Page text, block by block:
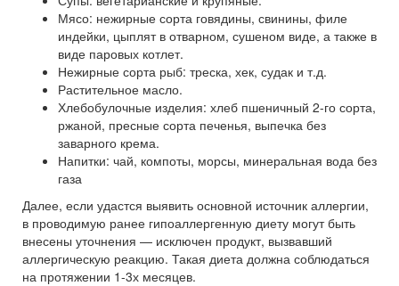
Мясо: нежирные сорта говядины, свинины, филе
индейки, цыплят в отварном, сушеном виде, а также в
виде паровых котлет.
Нежирные сорта рыб: треска, хек, судак и т.д.
Растительное масло.
Хлебобулочные изделия: хлеб пшеничный 2-го сорта,
ржаной, пресные сорта печенья, выпечка без
заварного крема.
Напитки: чай, компоты, морсы, минеральная вода без
газа
Далее, если удастся выявить основной источник аллергии,
в проводимую ранее гипоаллергенную диету могут быть
внесены уточнения — исключен продукт, вызвавший
аллергическую реакцию. Такая диета должна соблюдаться
на протяжении 1-3х месяцев.